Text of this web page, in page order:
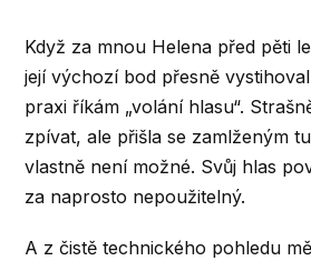
Když za mnou Helena před pěti
její výchozí bod přesně
praxi říkám „volání hlasu“.
zpívat, ale přišla se zamlženým
vlastně není možné. Svůj hlas
za naprosto nepoužitelný.
A z čistě technického pohledu